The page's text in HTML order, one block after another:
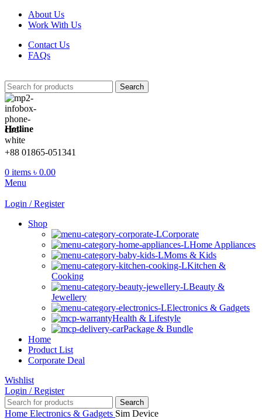
About Us
Work With Us
Contact Us
FAQs
Search
Hotline
+88 01865-051341
0 items ৳ 0.00
Menu
Login / Register
Shop
Corporate
Home Appliances
Moms & Kids
Kitchen &
Cooking
Beauty &
Jewellery
Electronics & Gadgets
Health & Lifestyle
Package & Bundle
Home
Product List
Corporate Deal
Wishlist
Login / Register
Search
Home Electronics & Gadgets Sim Device